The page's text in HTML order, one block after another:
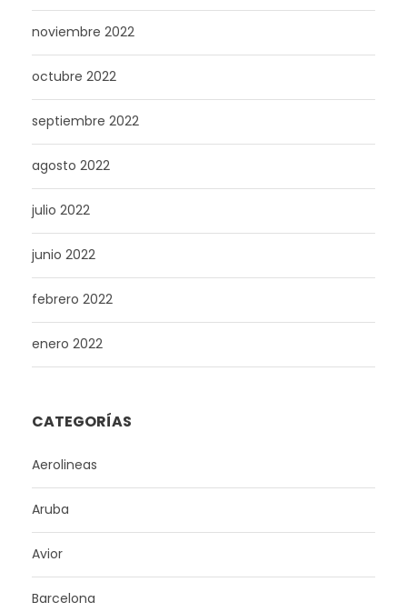
noviembre 2022
octubre 2022
septiembre 2022
agosto 2022
julio 2022
junio 2022
febrero 2022
enero 2022
CATEGORÍAS
Aerolineas
Aruba
Avior
Barcelona